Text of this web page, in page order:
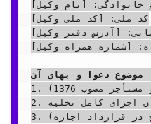
خانوادگی: [نام وکیل]
کد ملی: [کد ملی وکیل]
[آدرس دفتر وکیل]
[شماره همراه وکیل]
1. صدور دستور تخلیه فوری عین مستاجره به دلیل انقضاء مدت اجاره (به استناد ماده 3 قانون روابط موجر و مستأجر مصوب 1376).
2. مطالبه اجرت المثل ایام تصرف از تاریخ انقضای قرارداد تا زمان اجرای کامل تخلیه.
3. مطالبه وجه التزام روزانه بابت تأخیر در تخلیه (در صورت درج در قرارداد اجاره).